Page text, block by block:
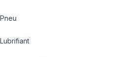
Pneu
Lubrifiant